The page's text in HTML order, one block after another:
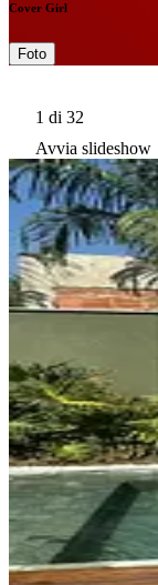
Cover Girl
Foto
1 di 32
Avvia slideshow